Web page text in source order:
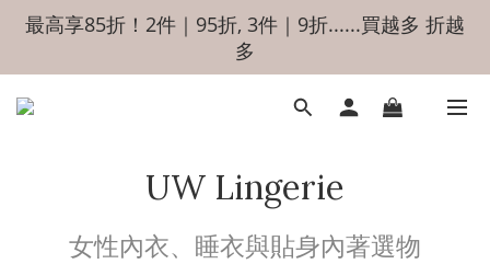
最高享85折！2件｜95折, 3件｜9折......買越多 折越
多
UW Lingerie
女性內衣、睡衣與貼身內著選物